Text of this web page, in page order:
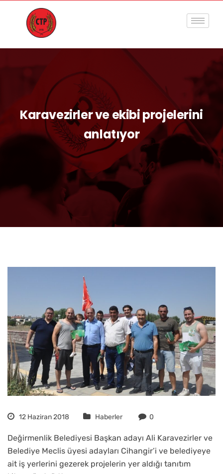
Karavezirler ve ekibi projelerini
anlatıyor
12 Haziran 2018 Haberler 0
Değirmenlik Belediyesi Başkan adayı Ali Karavezirler ve
Belediye Meclis üyesi adayları Cihangir’i ve belediyeye
ait iş yerlerini gezerek projelerin yer aldığı tanıtım